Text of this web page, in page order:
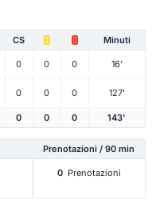
CS Minuti
0 0 0 16'
0 0 0 127'
0 0 0 143'
Prenotazioni / 90 min
0 Prenotazioni